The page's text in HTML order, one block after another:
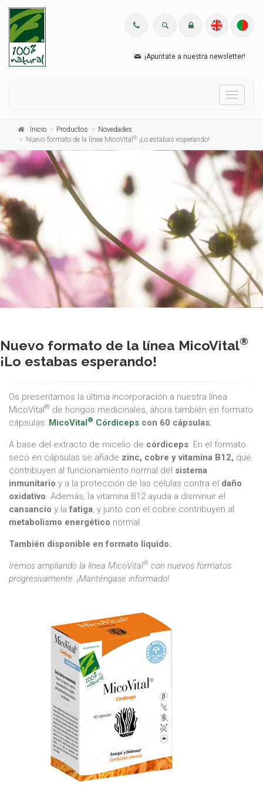
¡Apuntate a nuestra newsletter!
Menu
Inicio Productos
Novedades
Nuevo formato de la línea MicoVital ® ¡Lo estabas esperando!
Nuevo formato de la línea MicoVital®
¡Lo estabas esperando!
Os presentamos la última incorporación a nuestra línea
MicoVital® de hongos medicinales, ahora también en formato
cápsulas: MicoVital® Córdiceps con 60 cápsulas.
A base del extracto de micelio de córdiceps. En el formato
seco en cápsulas se añade zinc, cobre y vitamina B12, que
contribuyen al funcionamiento normal del sistema
inmunitario y a la protección de las células contra el daño
oxidativo. Además, la vitamina B12 ayuda a disminuir el
cansancio y lafatiga, y junto con el cobre contribuyen al
metabolismo energético normal.
También disponible en formato líquido.
Iremos ampliando la línea MicoVital® con nuevos formatos
progresivamente. ¡Manténgase informado!